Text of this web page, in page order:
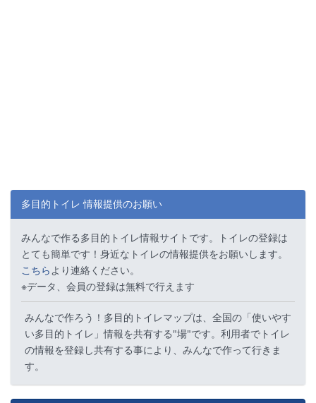
多目的トイレ 情報提供のお願い
みんなで作る多目的トイレ情報サイトです。トイレの登録は
とても簡単です！身近なトイレの情報提供をお願いします。
こちらより連絡ください。
※データ、会員の登録は無料で行えます
みんなで作ろう！多目的トイレマップは、全国の「使いやす
い多目的トイレ」情報を共有する"場"です。利用者でトイレ
の情報を登録し共有する事により、みんなで作って行きま
す。